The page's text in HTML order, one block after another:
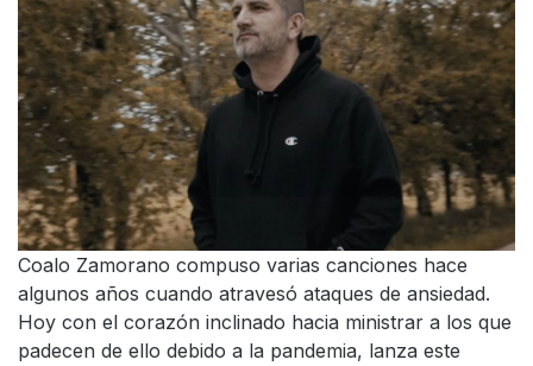
Coalo Zamorano compuso varias canciones hace
algunos años cuando atravesó ataques de ansiedad.
Hoy con el corazón inclinado hacia ministrar a los que
padecen de ello debido a la pandemia, lanza este